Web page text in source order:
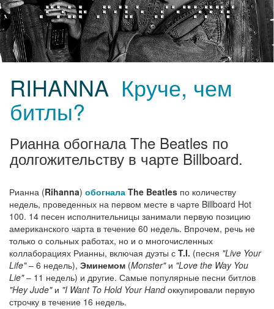
RIHANNA Круче, чем
битлы?
Рианна обогнала The Beatles по
долгожительству в чарте Billboard.
Рианна (Rihanna) обогнала The Beatles по количеству
недель, проведенных на первом месте в чарте Billboard Hot
100. 14 песен исполнительницы занимали первую позицию
американского чарта в течение 60 недель. Впрочем, речь не
только о сольных работах, но и о многочисленных
коллаборациях Рианны, включая дуэты с T.I. (песня "Live Your
Life"– 6 недель), Эминемом (Monster"и "Love the Way You
Lie"– 11 недель) и другие. Самые популярные песни битлов
"Hey Jude"и "I Want To Hold Your Handоккупировали первую
строчку в течение 16 недель.